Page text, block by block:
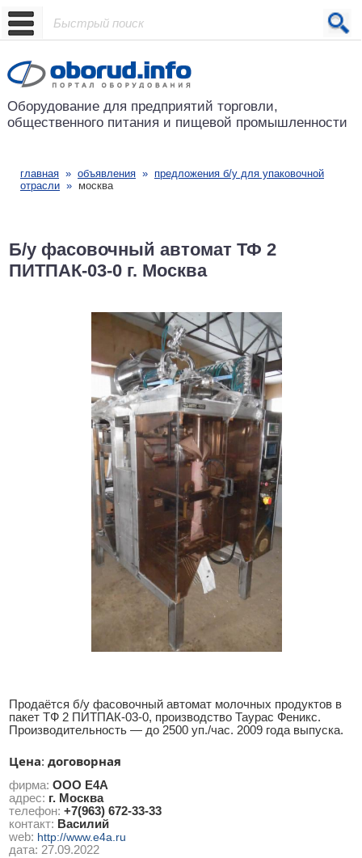
Проект основан в 2001 году
Оборудование для предприятий торговли,
общественного питания и пищевой промышленности
главная » объявления » предложения б/у для упаковочной
отрасли » москва
Б/у фасовочный автомат ТФ 2
ПИТПАК-03-0 г. Москва
Продаётся б/у фасовочный автомат молочных продуктов в
пакет ТФ 2 ПИТПАК-03-0, производство Таурас Феникс.
Производительность — до 2500 уп./час. 2009 года выпуска.
Цена: договорная
фирма: ООО Е4А
адрес: г. Москва
телефон: +7(963) 672-33-33
контакт: Василий
web: http://www.e4a.ru
дата: 27.09.2022